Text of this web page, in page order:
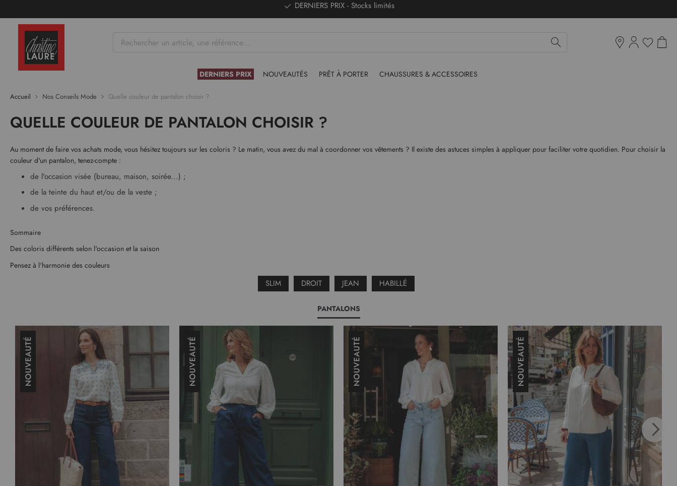
DERNIERS PRIX - Stocks limités
DERNIERS PRIX NOUVEAUTÉS PRÊT À PORTER CHAUSSURES & ACCESSOIRES
Accueil Nos Conseils Mode Quelle couleur de pantalon choisir ?
QUELLE COULEUR DE PANTALON CHOISIR ?
Au moment de faire vos achats mode, vous hésitez toujours sur les coloris ? Le matin, vous avez du mal à coordonner vos vêtements ? Il existe des astuces simples à appliquer pour faciliter votre quotidien. Pour choisir la
couleur d'un pantalon, tenez-compte :
de l'occasion visée (bureau, maison, soirée...) ;
de la teinte du haut et/ou de la veste ;
de vos préférences.
Sommaire
Des coloris différents selon l'occasion et la saison
Pensez à l'harmonie des couleurs
SLIM DROIT JEAN HABILLÉ
PANTALONS